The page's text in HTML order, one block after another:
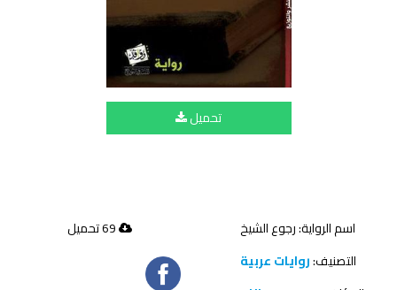
تحميل
اسم الرواية: رجوع الشيخ
التصنيف:روايات عربية